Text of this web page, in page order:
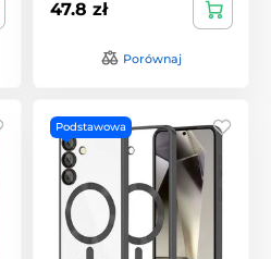
47.8 zł
Porównaj
Podstawowa